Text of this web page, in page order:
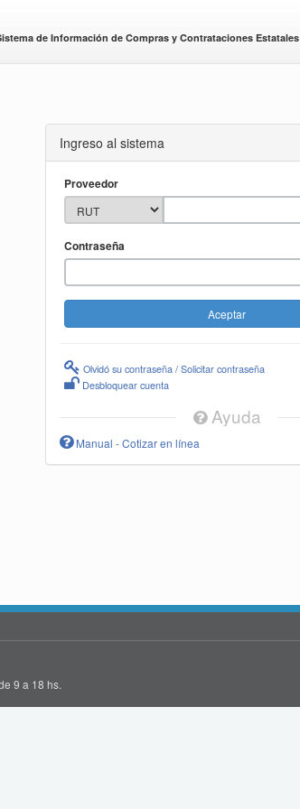
de Información de Compras y Contrataciones Estatales
Ingreso al sistema
Proveedor
Contraseña
Olvidó su contraseña / Solicitar contraseña
Desbloquear cuenta
Ayuda
Manual - Cotizar en línea
9 a 18 hs.